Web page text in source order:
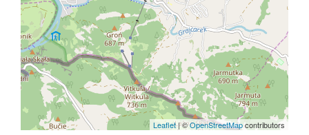
Leaflet |©OpenStreetMapcontributors